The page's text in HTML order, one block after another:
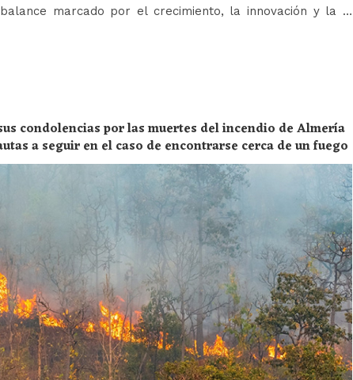
marcado por el crecimiento, la innovación y la …
condolencias por las muertes del incendio de Almería
a seguir en el caso de encontrarse cerca de un fuego